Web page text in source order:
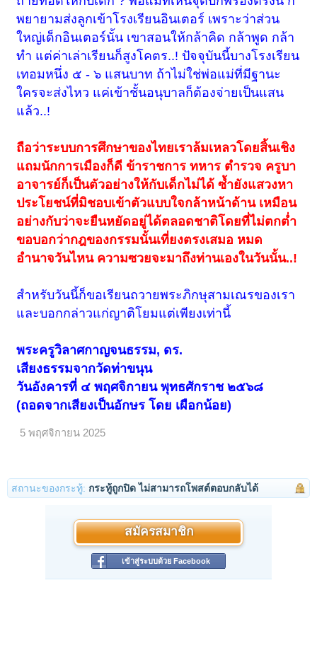
พยายามส่งลูกเข้าโรงเรียนอินเตอร์ เพราะว่าส่วน
ใหญ่เด็กอินเตอร์นั้น เขาสอนให้กล้าคิด กล้าพูด กล้า
ทำ แต่ค่าเล่าเรียนก็สูงโคตร..! ปัจจุบันนี้บางโรงเรียน
เทอมหนึ่ง ๕ - ๖ แสนบาท ถ้าไม่ใช่พ่อแม่ที่มีฐานะ
ใครจะส่งไหว แค่เข้าชั้นอนุบาลก็ต้องจ่ายเป็นแสน
แล้ว..!
ถือว่าระบบการศึกษาของไทยเราล้มเหลวโดยสิ้นเชิง
แถมนักการเมืองก็ดี ข้าราชการ ทหาร ตำรวจ ครูบา
อาจารย์ก็เป็นตัวอย่างให้กับเด็กไม่ได้ ซ้ำยังแสวงหา
ประโยชน์ที่มิชอบเข้าตัวแบบใจกล้าหน้าด้าน เหมือน
อย่างกับว่าจะยืนหยัดอยู่ได้ตลอดชาติโดยที่ไม่ตกต่ำ
ขอบอกว่ากฎของกรรมนั้นเที่ยงตรงเสมอ หมด
อำนาจวันไหน ความซวยจะมาถึงท่านเองในวันนั้น..!
สำหรับวันนี้ก็ขอเรียนถวายพระภิกษุสามเณรของเรา
และบอกกล่าวแก่ญาติโยมแต่เพียงเท่านี้
พระครูวิลาศกาญจนธรรม, ดร.
เสียงธรรมจากวัดท่าขนุน
วันอังคารที่ ๔ พฤศจิกายน พุทธศักราช ๒๕๖๘
(ถอดจากเสียงเป็นอักษร โดย เผือกน้อย)
5 พฤศจิกายน 2025
สถานะของกระทู้: กระทู้ถูกปิด ไม่สามารถโพสต์ตอบกลับได้
สมัครสมาชิก
เข้าสู่ระบบด้วย Facebook